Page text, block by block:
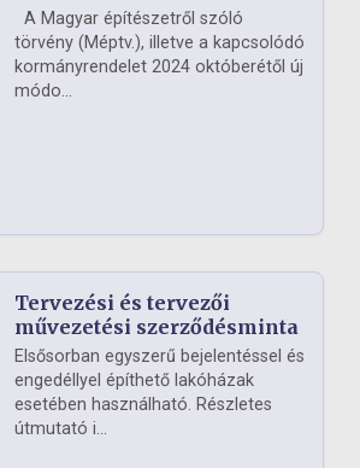
A Magyar építészetről szóló
törvény (Méptv.), illetve a kapcsolódó
kormányrendelet 2024 októberétől új
módo...
Tervezési és tervezői
művezetési szerződésminta
Elsősorban egyszerű bejelentéssel és
engedéllyel építhető lakóházak
esetében használható. Részletes
útmutató i...